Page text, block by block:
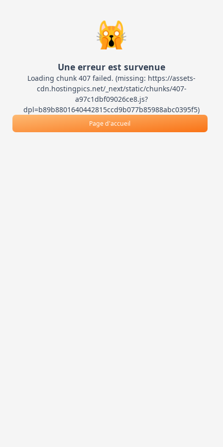
🙀
Une erreur est survenue
Loading chunk 407 failed. (missing: https://assets-
cdn.hostingpics.net/_next/static/chunks/407-
a97c1dbf09026ce8.js?
dpl=b89b8801640442815ccd9b077b85988abc0395f5)
Page d'accueil